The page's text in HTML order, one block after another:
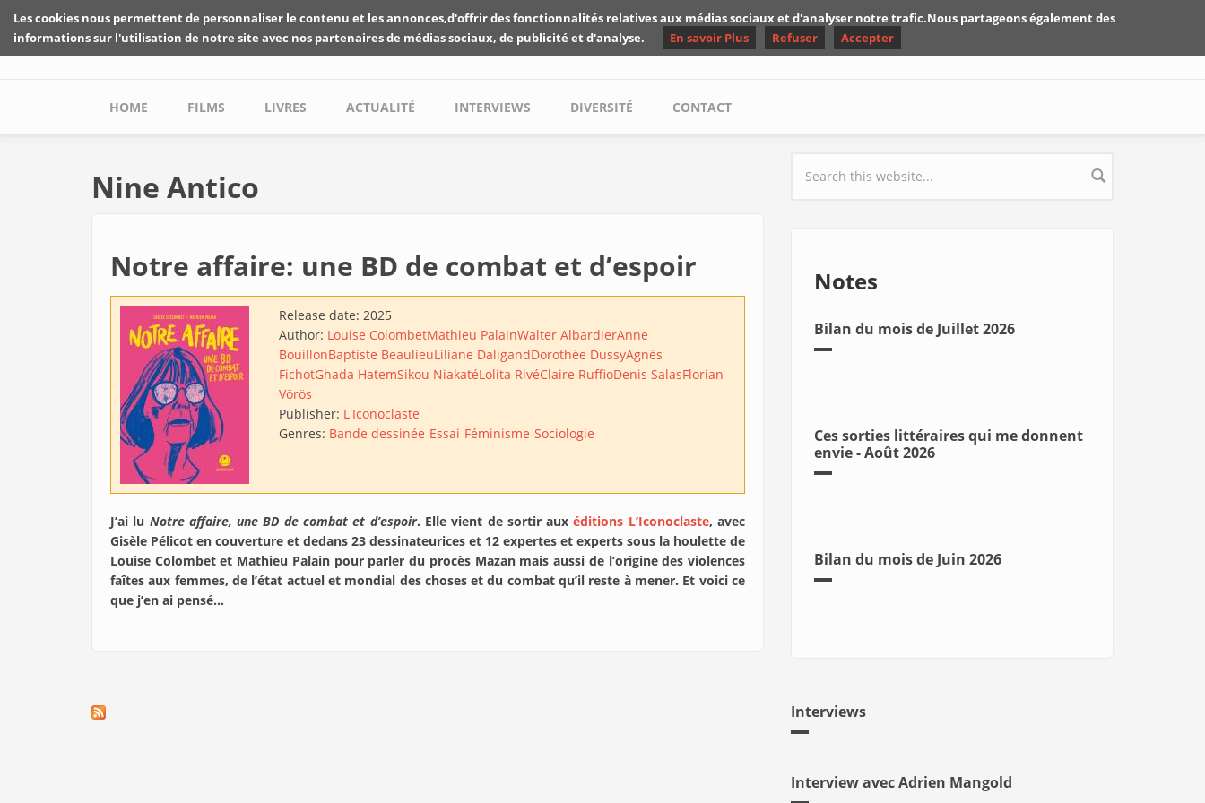
Skip to main content
Les critiques de Yuyine
Main menu
HOME FILMS LIVRES ACTUALITÉ INTERVIEWS DIVERSITÉ CONTACT
Nine Antico
Notre affaire: une BD de combat et d’espoir
Release date: 2025
Author: Louise ColombetMathieu PalainWalter AlbardierAnne
BouillonBaptiste BeaulieuLiliane DaligandDorothée DussyAgnès
FichotGhada HatemSikou NiakatéLolita RivéClaire RuffioDenis SalasFlorian
Vörös
Publisher: L'Iconoclaste
Genres: Bande dessinée Essai Féminisme Sociologie
J’ai lu Notre affaire, une BD de combat et d’espoir. Elle vient de sortir auxéditions L’Iconoclaste, avec
Gisèle Pélicot en couverture et dedans 23 dessinateurices et 12 expertes et experts sous la houlette de
Louise Colombet et Mathieu Palain pour parler du procès Mazan mais aussi de l’origine des violences
faîtes aux femmes, de l’état actuel et mondial des choses et du combat qu’il reste à mener. Et voici ce
que j’en ai pensé…
Search form
Notes
Bilan du mois de Juillet 2026
Ces sorties littéraires qui me donnent
envie - Août 2026
Bilan du mois de Juin 2026
Interviews
Interview avec Adrien Mangold
Les cookies nous permettent de personnaliser le contenu et les annonces,d'offrir des fonctionnalités relatives aux médias sociaux et d'analyser notre trafic.Nous partageons également des
informations sur l'utilisation de notre site avec nos partenaires de médias sociaux, de publicité et d'analyse.
En savoir Plus Refuser Accepter